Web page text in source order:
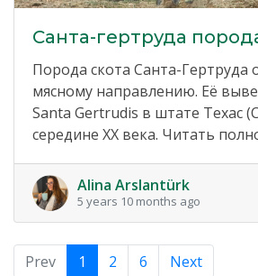
Санта-гертруда
Порода скота Санта-Гертруда
мясному направлению. Её
Santa Gertrudis в штате Техас
середине XX века. Читать
Alina Arslantürk
5 years 10 months ago
Prev 1 2 6 Next